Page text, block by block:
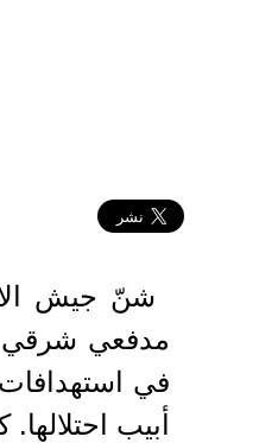
في
أبيب